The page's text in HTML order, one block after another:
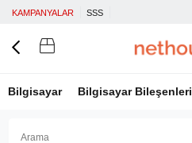
KAMPANYALAR SSS
Bilgisayar Bilgisayar Bileşenleri